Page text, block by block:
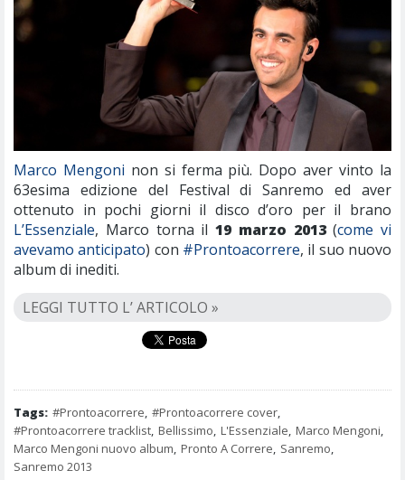
Marco Mengoni non si ferma più. Dopo aver vinto la
63esima edizione del Festival di Sanremo ed aver
ottenuto in pochi giorni il disco d’oro per il brano
L’Essenziale, Marco torna il 19 marzo 2013(come vi
avevamo anticipato) con #Prontoacorrere, il suo nuovo
album di inediti.
LEGGI TUTTO L’ ARTICOLO »
Tags: #Prontoacorrere, #Prontoacorrere cover,
#Prontoacorrere tracklist, Bellissimo, L'Essenziale, Marco Mengoni,
Marco Mengoni nuovo album, Pronto A Correre, Sanremo,
Sanremo 2013